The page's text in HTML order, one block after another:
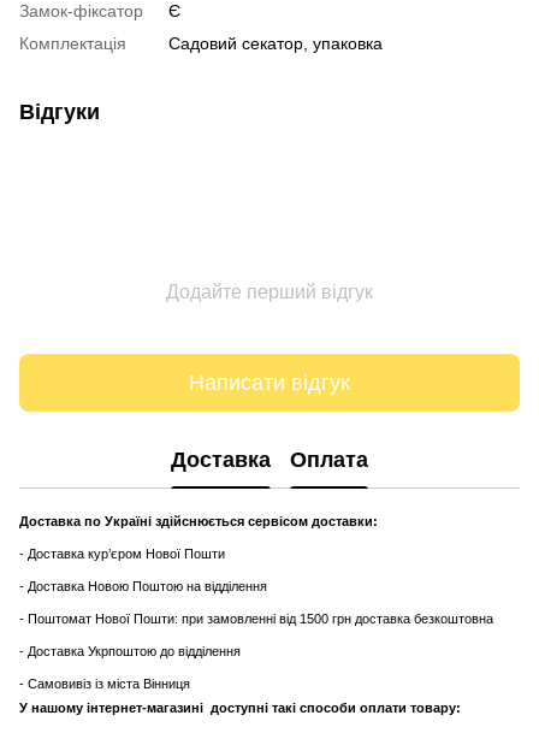
Замок-фіксатор
Є
Комплектація
Садовий секатор, упаковка
Відгуки
Додайте перший відгук
Написати відгук
Доставка Оплата
Доставка по Україні здійснюється сервісом доставки:
- Доставка кур’єром Нової Пошти
- Доставка Новою Поштою на відділення
- Поштомат Нової Пошти: при замовленні від 1500 грн доставка безкоштовна
- Доставка Укрпоштою до відділення
- Самовивіз із міста Вінниця
У нашому інтернет-магазині доступні такі способи оплати товару: